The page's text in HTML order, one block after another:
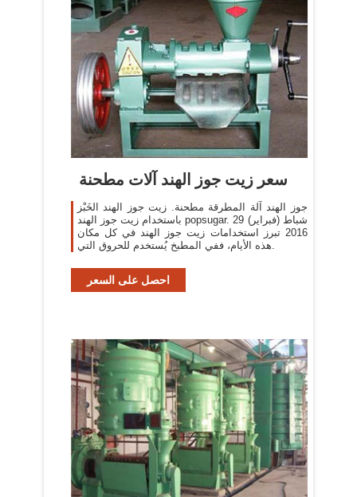
سعر زيت جوز الهند آلات مطحنة
جوز الهند آلة المطرقة مطحنة. زيت جوز الهند الخَبْز
باستخدام زيت جوز الهند popsugar. 29 شباط (فبراير)
2016 تبرز استخدامات زيت جوز الهند في كل مكان
هذه الأيام، ففي المطبخ يُستخدم للحروق التي.
احصل على السعر